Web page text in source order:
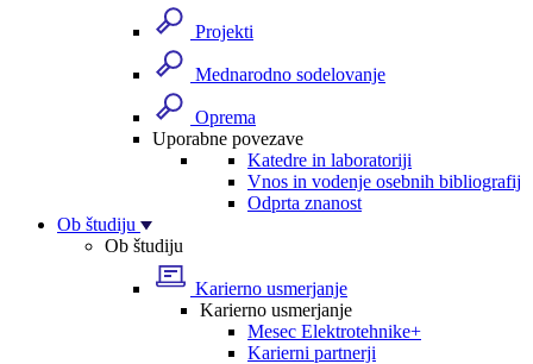
Projekti
Mednarodno sodelovanje
Oprema
Uporabne povezave
Katedre in laboratoriji
Vnos in vodenje osebnih bibliografij
Odprta znanost
Ob študiju
Ob študiju
Karierno usmerjanje
Karierno usmerjanje
Mesec Elektrotehnike+
Karierni partnerji